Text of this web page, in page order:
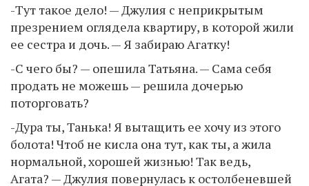
-Тут такое дело! — Джулия с неприкрытым
презрением оглядела квартиру, в которой жили
ее сестра и дочь. — Я забираю Агатку!
-С чего бы? — опешила Татьяна. — Сама себя
продать не можешь — решила дочерью
поторговать?
-Дура ты, Танька! Я вытащить ее хочу из этого
болота! Чтоб не кисла она тут, как ты, а жила
нормальной, хорошей жизнью! Так ведь,
Агата? — Джулия повернулась к остолбеневшей